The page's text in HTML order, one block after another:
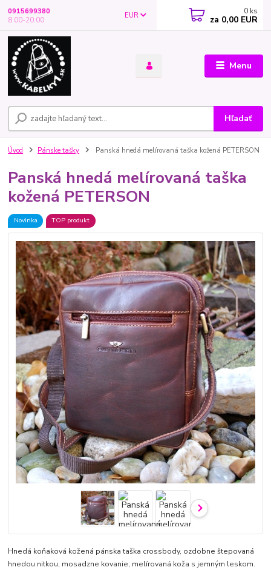
Menu
EUR
Hľadať
0915699380
8.00-20.00
0 ks
za 0,00 EUR
Úvod Pánske tašky Panská hnedá melírovaná taška kožená PETERSON
Panská hnedá melírovaná taška
kožená PETERSON
Novinka TOP produkt
Hnedá koňaková kožená pánska taška crossbody, ozdobne štepovaná
hnedou nitkou, mosadzne kovanie, melírovaná koža s jemným leskom.